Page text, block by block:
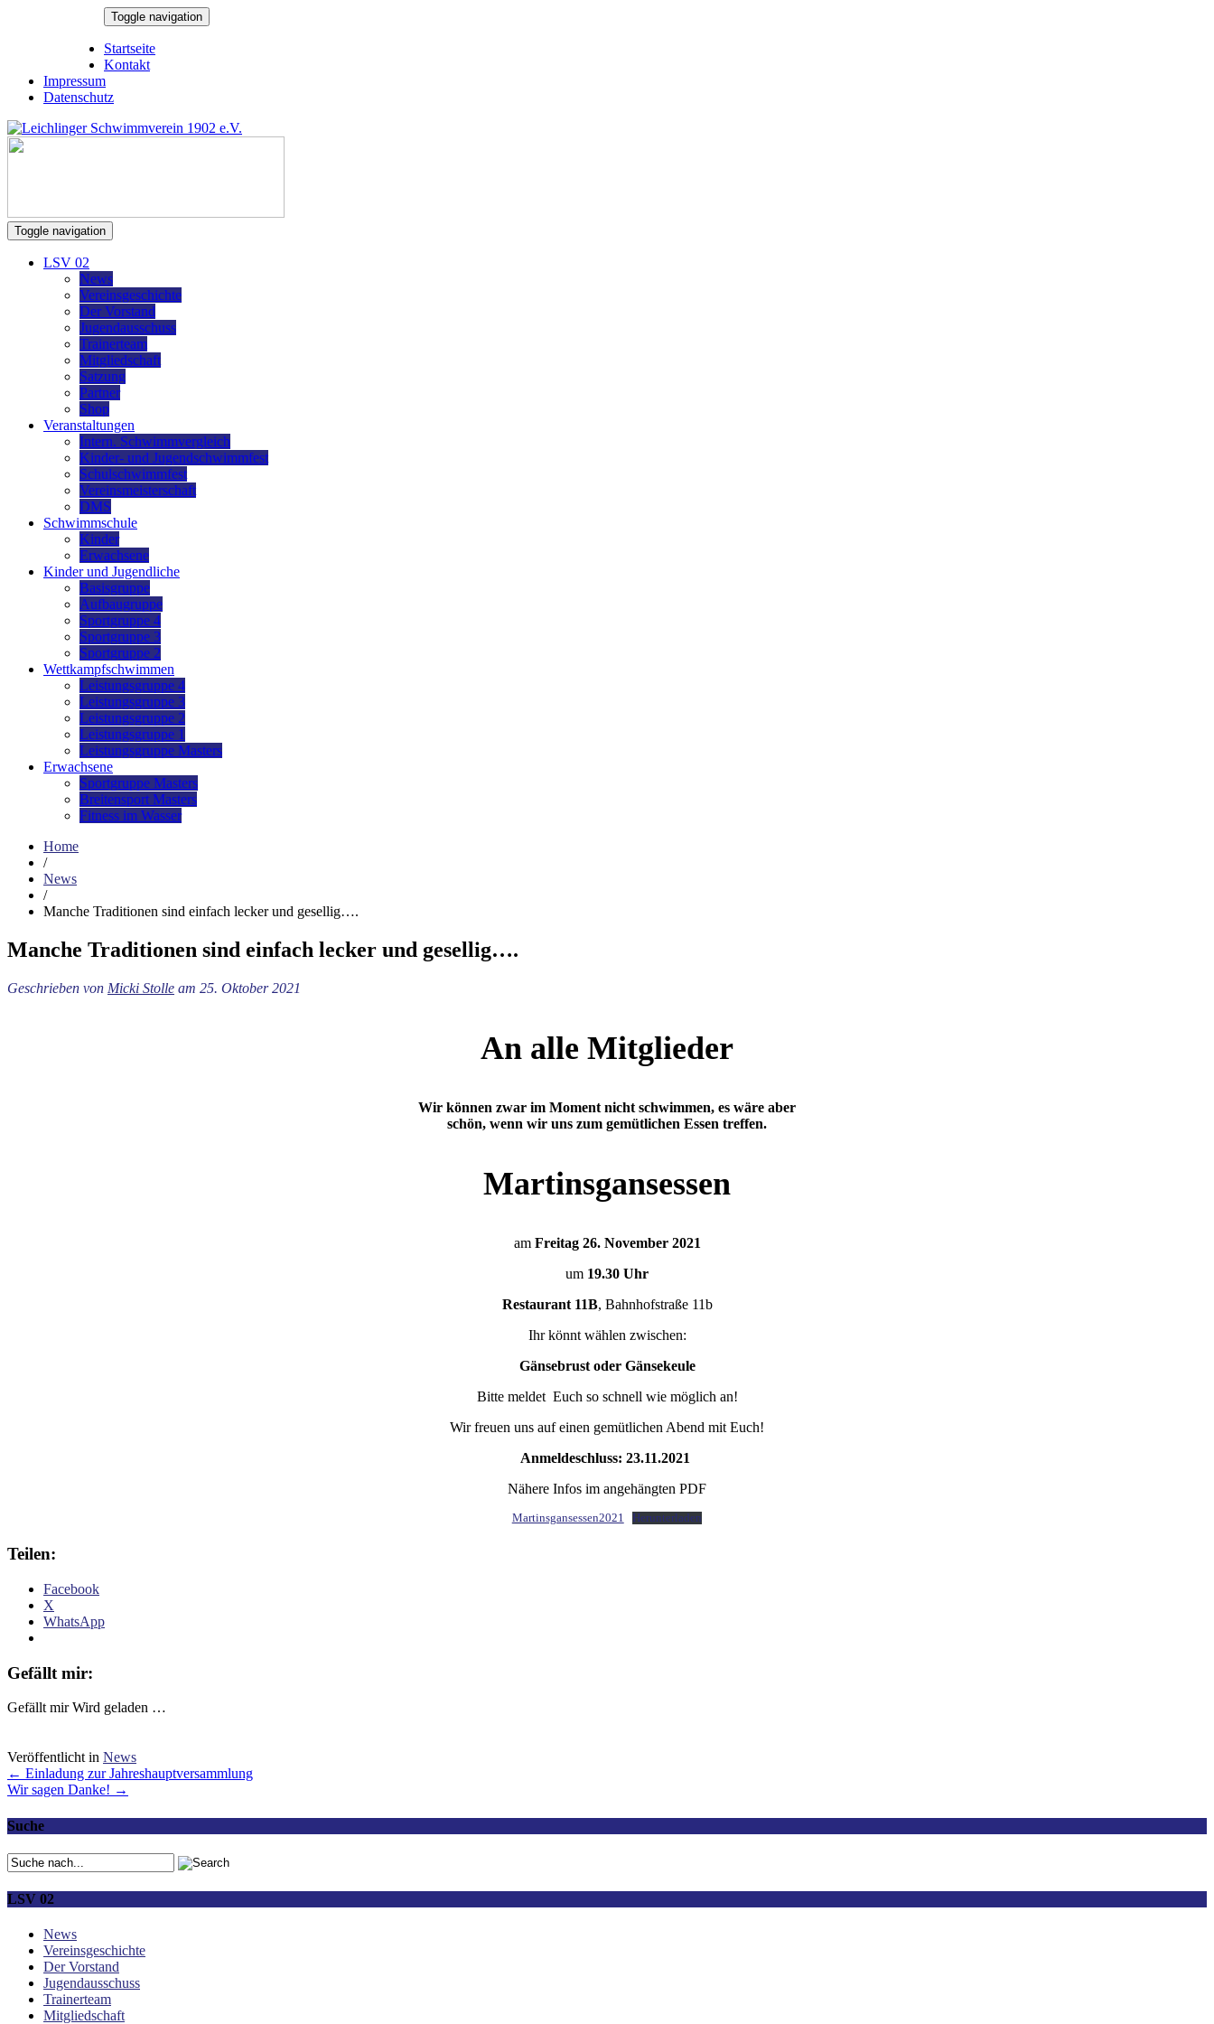
Toggle navigation
Startseite
Kontakt
Impressum
Datenschutz
Toggle navigation
LSV 02
News
Vereinsgeschichte
Der Vorstand
Jugendausschuss
Trainerteam
Mitgliedschaft
Satzung
Partner
Shop
Veranstaltungen
Intern. Schwimmvergleich
Kinder- und Jugendschwimmfest
Schulschwimmfest
Vereinsmeisterschaft
DMS
Schwimmschule
Kinder
Erwachsene
Kinder und Jugendliche
Basisgruppe
Aufbaugruppe
Sportgruppe 4
Sportgruppe 3
Sportgruppe 2
Wettkampfschwimmen
Leistungsgruppe 4
Leistungsgruppe 3
Leistungsgruppe 2
Leistungsgruppe 1
Leistungsgruppe Masters
Erwachsene
Sportgruppe Masters
Breitensport Masters
Fitness im Wasser
Home
/
News
/
Manche Traditionen sind einfach lecker und gesellig….
Manche Traditionen sind einfach lecker und gesellig….
Geschrieben von Micki Stolle am 25. Oktober 2021
An alle Mitglieder
Wir können zwar im Moment nicht schwimmen, es wäre aber
schön, wenn wir uns zum gemütlichen Essen treffen.
Martinsgansessen
am Freitag 26. November 2021
um 19.30 Uhr
Restaurant 11B, Bahnhofstraße 11b
Ihr könnt wählen zwischen:
Gänsebrust oder Gänsekeule
Bitte meldet Euch so schnell wie möglich an!
Wir freuen uns auf einen gemütlichen Abend mit Euch!
Anmeldeschluss: 23.11.2021
Nähere Infos im angehängten PDF
Martinsgansessen2021 Herunterladen
Teilen:
Facebook
X
WhatsApp
Gefällt mir:
Gefällt mir Wird geladen …
Veröffentlicht in News
Post
navigation
← Einladung zur Jahreshauptversammlung
Wir sagen Danke! →
Suche
LSV 02
News
Vereinsgeschichte
Der Vorstand
Jugendausschuss
Trainerteam
Mitgliedschaft